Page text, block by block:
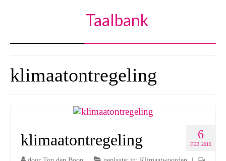
Taalbank
klimaatontregeling
6
FEB 2019
klimaatontregeling